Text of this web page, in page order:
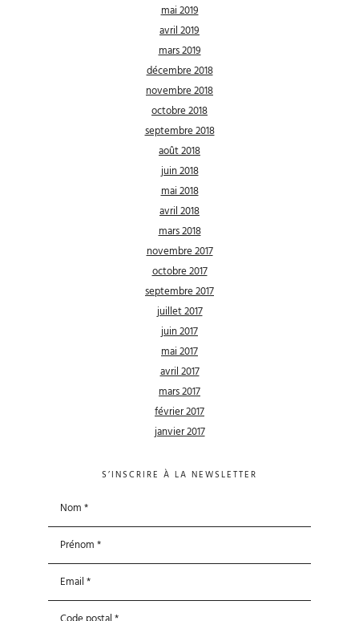
mai 2019
avril 2019
mars 2019
décembre 2018
novembre 2018
octobre 2018
septembre 2018
août 2018
juin 2018
mai 2018
avril 2018
mars 2018
novembre 2017
octobre 2017
septembre 2017
juillet 2017
juin 2017
mai 2017
avril 2017
mars 2017
février 2017
janvier 2017
S’INSCRIRE À LA NEWSLETTER